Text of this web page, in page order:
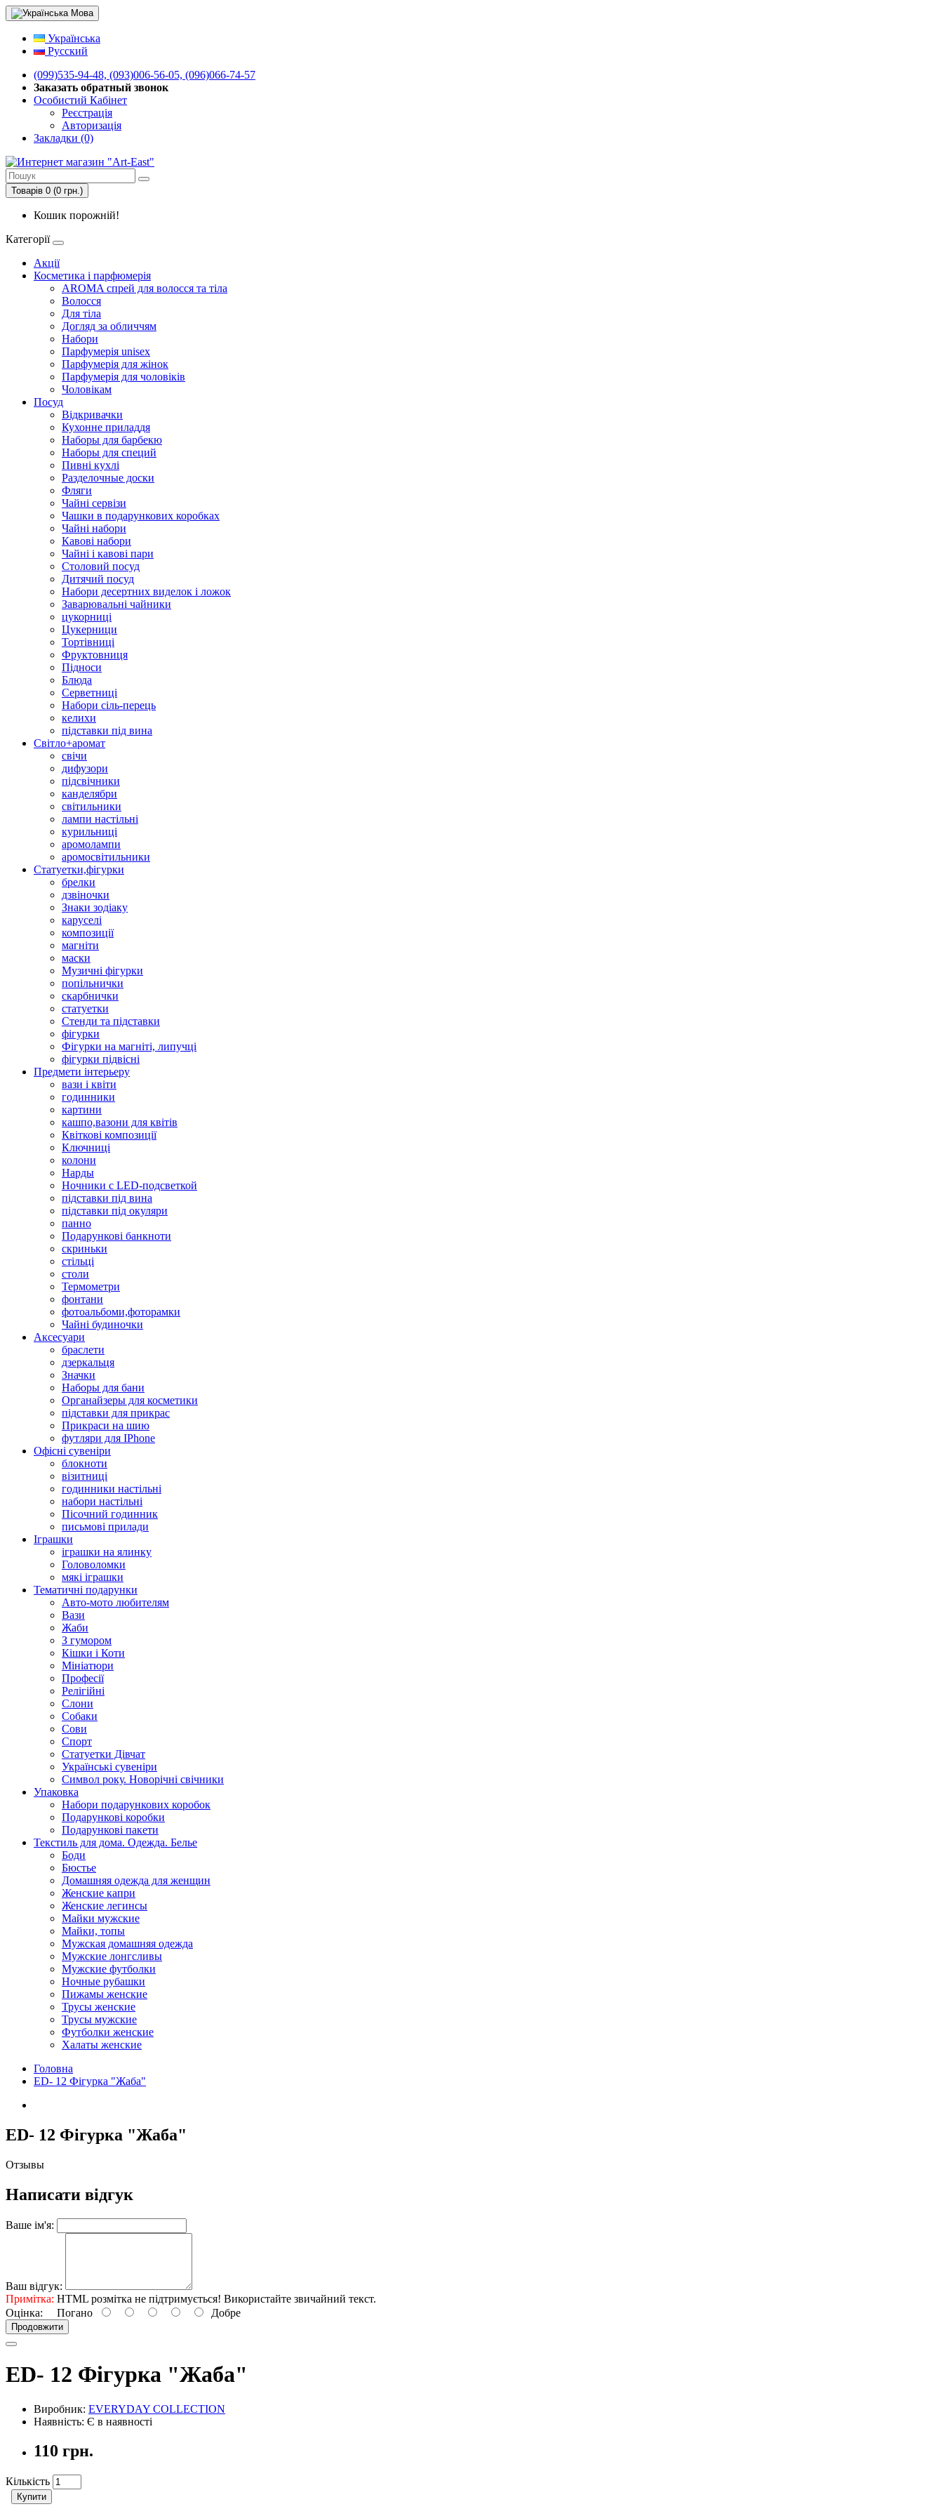
Мова
Українська
Русский
(099)535-94-48, (093)006-56-05, (096)066-74-57
Заказать обратный звонок
Особистий Кабінет
Реєстрація
Авторизація
Закладки (0)
Товарів 0 (0 грн.)
Кошик порожній!
Категорії
Акції
Косметика і парфюмерія
AROMA спрей для волосся та тіла
Волосся
Для тіла
Догляд за обличчям
Набори
Парфумерія unisex
Парфумерія для жінок
Парфумерія для чоловіків
Чоловікам
Посуд
Відкривачки
Кухонне приладдя
Наборы для барбекю
Наборы для специй
Пивні кухлі
Разделочные доски
Фляги
Чайні сервізи
Чашки в подарункових коробках
Чайні набори
Кавові набори
Чайні і кавові пари
Столовий посуд
Дитячий посуд
Набори десертних виделок і ложок
Заварювальні чайники
цукорниці
Цукерници
Тортівниці
Фруктовниця
Підноси
Блюда
Серветниці
Набори сіль-перець
келихи
підставки під вина
Світло+аромат
свічи
дифузори
підсвічники
канделябри
світильники
лампи настільні
курильниці
аромолампи
аромосвітильники
Статуетки,фігурки
брелки
дзвіночки
Знаки зодіаку
каруселі
композиції
магніти
маски
Музичні фігурки
попільнички
скарбнички
статуетки
Стенди та підставки
фігурки
Фігурки на магніті, липучці
фігурки підвісні
Предмети інтерьеру
вази і квіти
годинники
картини
кашпо,вазони для квітів
Квіткові композиції
Ключниці
колони
Нарды
Ночники с LED-подсветкой
підставки під вина
підставки під окуляри
панно
Подарункові банкноти
скриньки
стільці
столи
Термометри
фонтани
фотоальбоми,фоторамки
Чайні будиночки
Аксесуари
браслети
дзеркальця
Значки
Наборы для бани
Органайзеры для косметики
підставки для прикрас
Прикраси на шию
футляри для IPhone
Офісні сувеніри
блокноти
візитниці
годинники настільні
набори настільні
Пісочний годинник
письмові прилади
Іграшки
іграшки на ялинку
Головоломки
мякі іграшки
Тематичні подарунки
Авто-мото любителям
Вази
Жаби
З гумором
Кішки і Коти
Мініатюри
Професії
Релігійні
Слони
Собаки
Сови
Спорт
Статуетки Дівчат
Українські сувеніри
Символ року. Новорічні свічники
Упаковка
Набори подарункових коробок
Подарункові коробки
Подарункові пакети
Текстиль для дома. Одежда. Белье
Боди
Бюстье
Домашняя одежда для женщин
Женские капри
Женские легинсы
Майки мужские
Майки, топы
Мужская домашняя одежда
Мужские лонгсливы
Мужские футболки
Ночные рубашки
Пижамы женские
Трусы женские
Трусы мужские
Футболки женские
Халаты женские
Головна
ED- 12 Фігурка "Жаба"
ED- 12 Фігурка "Жаба"
Отзывы
Написати відгук
Ваше ім'я:
Ваш відгук:
Примітка: HTML розмітка не підтримується! Використайте звичайний текст.
Оцінка: Погано Добре
Продовжити
ED- 12 Фігурка "Жаба"
Виробник: EVERYDAY COLLECTION
Наявність: Є в наявності
110 грн.
Кількість
Купити